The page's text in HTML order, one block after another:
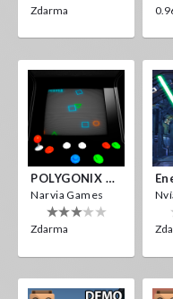
Zdarma
POLYGONIX VR
Narvia Games
Zdarma